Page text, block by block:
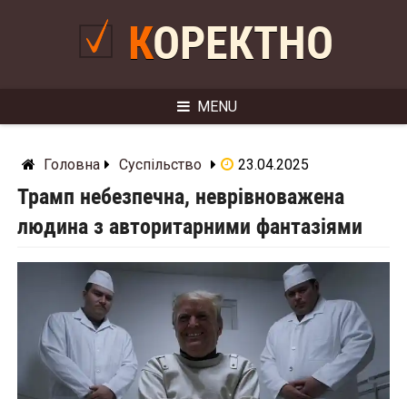
КОРЕКТНО
MENU
Головна Суспільство 23.04.2025
Трамп небезпечна, неврівноважена
людина з авторитарними фантазіями